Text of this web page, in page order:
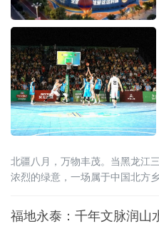
北疆八月，万物丰茂。当黑龙江
浓烈的绿意，一场属于中国北方
BA）北部大区赛，将在黑龙江省
的炽热季风首次吹度山海关，深
福地永泰：千年文脉润山